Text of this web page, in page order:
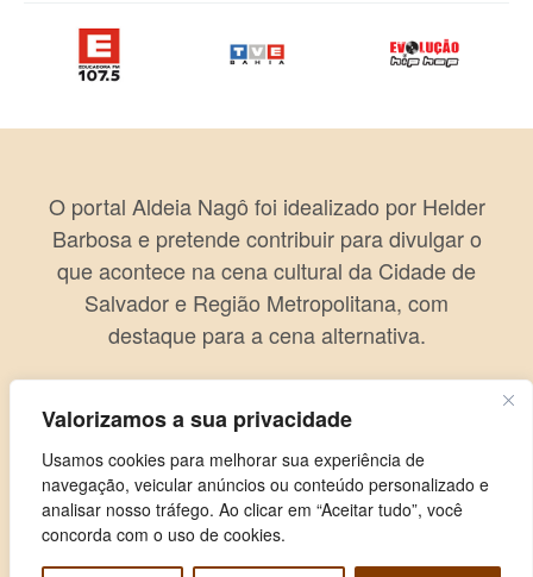
Valorizamos a sua privacidade
Usamos cookies para melhorar sua experiência de
navegação, veicular anúncios ou conteúdo personalizado e
analisar nosso tráfego. Ao clicar em “Aceitar tudo”, você
concorda com o uso de cookies.
O portal Aldeia Nagô foi idealizado por Helder
Barbosa e pretende contribuir para divulgar o
que acontece na cena cultural da Cidade de
Salvador e Região Metropolitana, com
destaque para a cena alternativa.